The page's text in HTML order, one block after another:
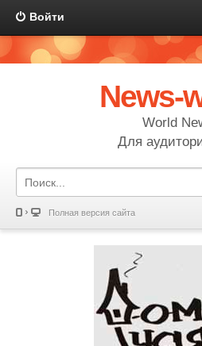
Войти
News-
World
Для
Полная версия сайта